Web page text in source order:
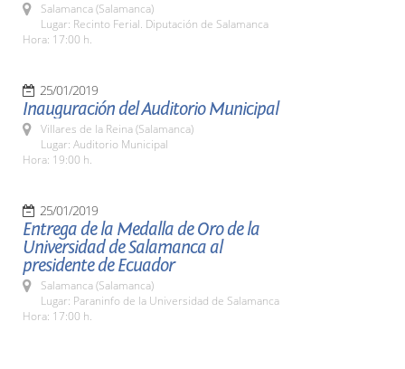
Salamanca (Salamanca)
Lugar: Recinto Ferial. Diputación de Salamanca
Hora: 17:00 h.
25/01/2019
Inauguración del Auditorio Municipal
Villares de la Reina (Salamanca)
Lugar: Auditorio Municipal
Hora: 19:00 h.
25/01/2019
Entrega de la Medalla de Oro de la
Universidad de Salamanca al
presidente de Ecuador
Salamanca (Salamanca)
Lugar: Paraninfo de la Universidad de Salamanca
Hora: 17:00 h.